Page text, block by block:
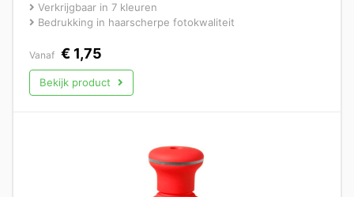
Verkrijgbaar in 7 kleuren
Bedrukking in haarscherpe fotokwaliteit
Vanaf € 1,75
Bekijk product